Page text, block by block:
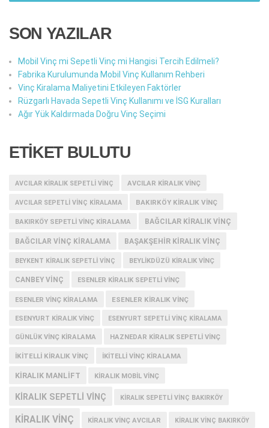
SON YAZILAR
Mobil Vinç mi Sepetli Vinç mi Hangisi Tercih Edilmeli?
Fabrika Kurulumunda Mobil Vinç Kullanım Rehberi
Vinç Kiralama Maliyetini Etkileyen Faktörler
Rüzgarlı Havada Sepetli Vinç Kullanımı ve İSG Kuralları
Ağır Yük Kaldırmada Doğru Vinç Seçimi
ETİKET BULUTU
AVCILAR KIRALIK SEPETLI VINÇ AVCILAR KIRALIK VINÇ
AVCILAR SEPETLI VINÇ KIRALAMA BAKIRKÖY KIRALIK VINÇ
BAKIRKÖY SEPETLI VINÇ KIRALAMA BAĞCILAR KIRALIK VINÇ
BAĞCILAR VINÇ KIRALAMA BAŞAKŞEHIR KIRALIK VINÇ
BEYKENT KIRALIK SEPETLI VINÇ BEYLIKDÜZÜ KIRALIK VINÇ
CANBEY VINÇ ESENLER KIRALIK SEPETLI VINÇ
ESENLER VINÇ KIRALAMA ESENLER KIRALIK VINÇ
ESENYURT KIRALIK VINÇ ESENYURT SEPETLI VINÇ KIRALAMA
GÜNLÜK VINÇ KIRALAMA HAZNEDAR KIRALIK SEPETLI VINÇ
IKITELLI KIRALIK VINÇ IKITELLI VINÇ KIRALAMA
KIRALIK MANLIFT KIRALIK MOBIL VINÇ
KIRALIK SEPETLI VINÇ KIRALIK SEPETLI VINÇ BAKIRKÖY
KIRALIK VINÇ KIRALIK VINÇ AVCILAR KIRALIK VINÇ BAKIRKÖY